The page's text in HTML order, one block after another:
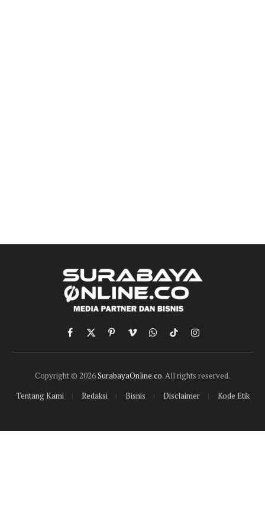
Facebook
X
(Twitter)
PinterestVimeoWhatsApp
TikTokInstagram
Copyright © 2026SurabayaOnline.co. All rights reserved.
Tentang Kami
Redaksi Bisnis Disclaimer Kode Etik